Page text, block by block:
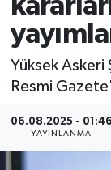
Yüksek Askeri
Resmi
06.08.2025 - 01:46
YAYINLANMA